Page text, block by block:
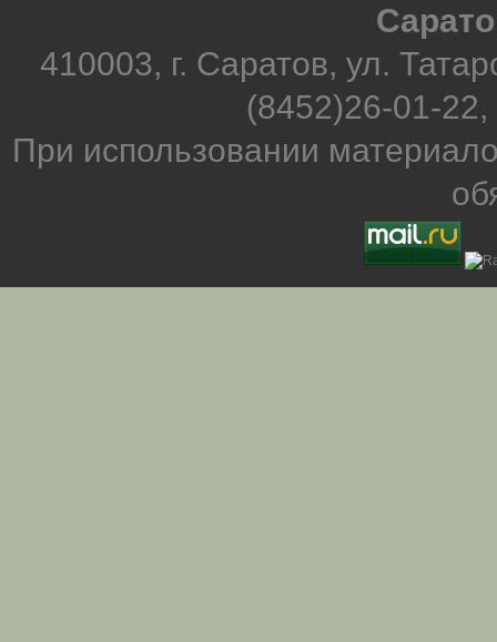
410003, г. Саратов, ул.
(8452)26-01-
При использовании